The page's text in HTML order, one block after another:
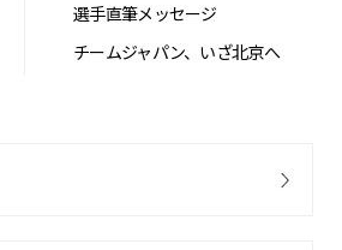
選手直筆メッセージ
チームジャパン、いざ北京へ